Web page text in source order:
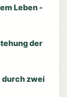
Leben -
der
durch zwei